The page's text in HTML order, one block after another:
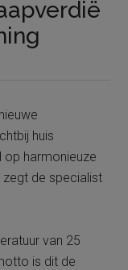
huis
op harmonieuze
de specialist
van 25
is dit de